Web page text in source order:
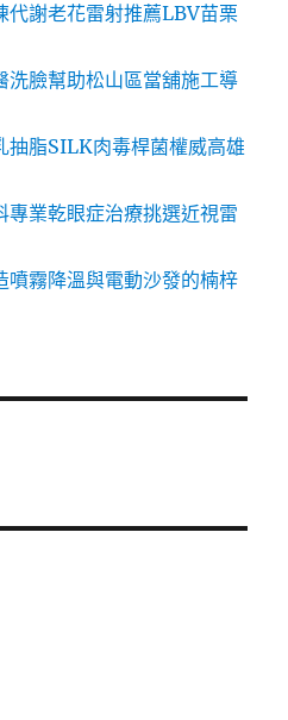
代謝老花雷射推薦LBV苗栗
洗臉幫助松山區當舖施工導
抽脂SILK肉毒桿菌權威高雄
專業乾眼症治療挑選近視雷
噴霧降溫與電動沙發的楠梓